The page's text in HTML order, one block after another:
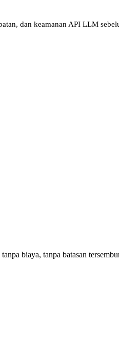
dan keamanan API LLM
biaya, tanpa batasan